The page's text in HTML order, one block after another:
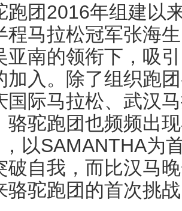
2016年组建以来
程马拉松冠军张海
亚南的领衔下，吸
加入。除了组织跑
国际马拉松、武汉
骆驼跑团也频频出
以SAMANTHA为
破自我，而比汉马
骆驼跑团的首次挑